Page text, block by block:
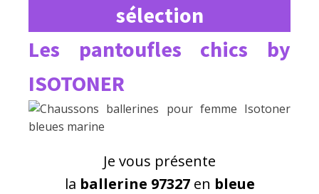
sélection
Les pantoufles chics by
ISOTONER
Je vous présente
la ballerine 97327en bleue